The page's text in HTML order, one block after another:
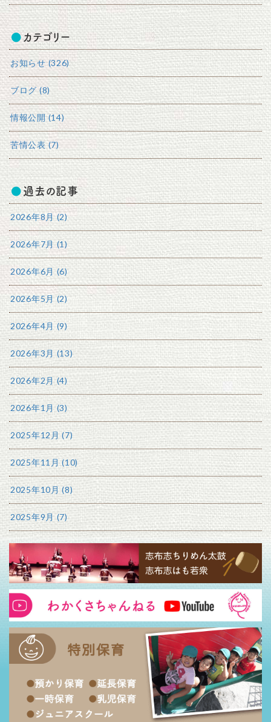
カテゴリー
お知らせ (326)
ブログ (8)
情報公開 (14)
苦情公表 (7)
過去の記事
2026年8月 (2)
2026年7月 (1)
2026年6月 (6)
2026年5月 (2)
2026年4月 (9)
2026年3月 (13)
2026年2月 (4)
2026年1月 (3)
2025年12月 (7)
2025年11月 (10)
2025年10月 (8)
2025年9月 (7)